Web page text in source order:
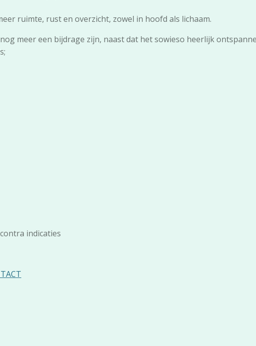
ruimte, rust en overzicht, zowel in hoofd als lichaam.
meer een bijdrage zijn, naast dat het sowieso heerlijk
indicaties